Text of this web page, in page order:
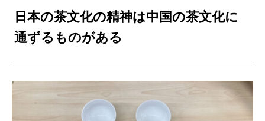
日本の茶文化の精神は中国の茶文化に
通ずるものがある